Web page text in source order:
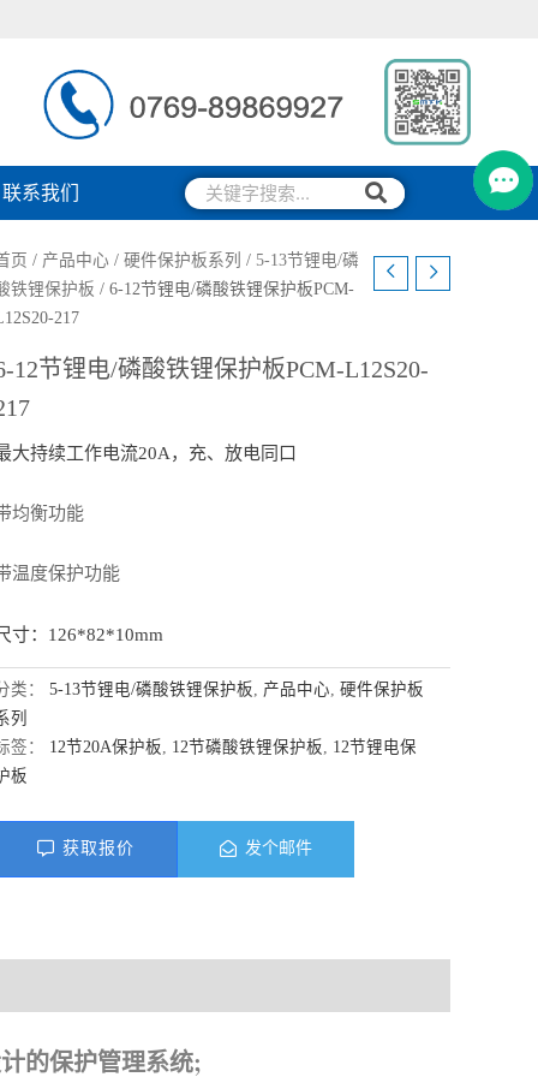
联系我们
搜
索
搜
索
页 / 产品中心 / 硬件保护板系列 / 5-13节锂电/磷
铁锂保护板 / 6-12节锂电/磷酸铁锂保护板PCM-
217
12节锂电/磷酸铁锂保护板PCM-L12S20-
大持续工作电流20A，充、放电同口
均衡功能
温度保护功能
寸：126*82*10mm
类： 5-13节锂电/磷酸铁锂保护板, 产品中心, 硬件保护板
列
签： 12节20A保护板, 12节磷酸铁锂保护板, 12节锂电保
板
获取报价 发个邮件
的保护管理系统;